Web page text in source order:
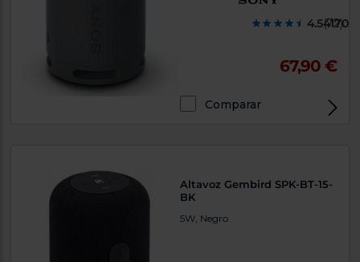
(72)
67,90 €
Comparar
Altavoz Gembird SPK-BT-15-
BK
5W, Negro